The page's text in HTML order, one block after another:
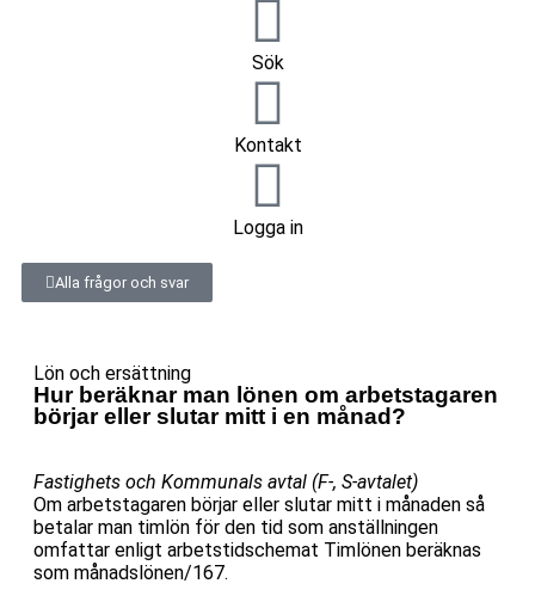
Sök
Kontakt
Logga in
Alla frågor och svar
Lön och ersättning
Hur beräknar man lönen om arbetstagaren
börjar eller slutar mitt i en månad?
Fastighets och Kommunals avtal (F-, S-avtalet)
Om arbetstagaren börjar eller slutar mitt i månaden så
betalar man timlön för den tid som anställningen
omfattar enligt arbetstidschemat Timlönen beräknas
som månadslönen/167.